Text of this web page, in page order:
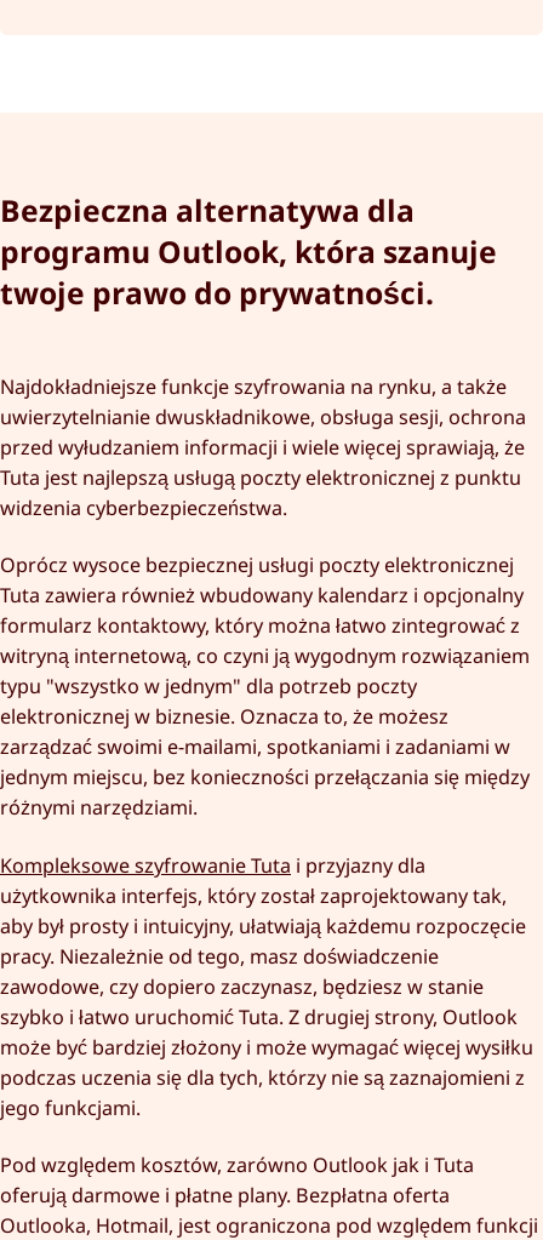
Bezpieczna alternatywa dla
programu Outlook, która szanuje
twoje prawo do prywatności.
Najdokładniejsze funkcje szyfrowania na rynku, a także
uwierzytelnianie dwuskładnikowe, obsługa sesji, ochrona
przed wyłudzaniem informacji i wiele więcej sprawiają, że
Tuta jest najlepszą usługą poczty elektronicznej z punktu
widzenia cyberbezpieczeństwa.
Oprócz wysoce bezpiecznej usługi poczty elektronicznej
Tuta zawiera również wbudowany kalendarz i opcjonalny
formularz kontaktowy, który można łatwo zintegrować z
witryną internetową, co czyni ją wygodnym rozwiązaniem
typu "wszystko w jednym" dla potrzeb poczty
elektronicznej w biznesie. Oznacza to, że możesz
zarządzać swoimi e-mailami, spotkaniami i zadaniami w
jednym miejscu, bez konieczności przełączania się między
różnymi narzędziami.
Kompleksowe szyfrowanie Tuta i przyjazny dla
użytkownika interfejs, który został zaprojektowany tak,
aby był prosty i intuicyjny, ułatwiają każdemu rozpoczęcie
pracy. Niezależnie od tego, masz doświadczenie
zawodowe, czy dopiero zaczynasz, będziesz w stanie
szybko i łatwo uruchomić Tuta. Z drugiej strony, Outlook
może być bardziej złożony i może wymagać więcej wysiłku
podczas uczenia się dla tych, którzy nie są zaznajomieni z
jego funkcjami.
Pod względem kosztów, zarówno Outlook jak i Tuta
oferują darmowe i płatne plany. Bezpłatna oferta
Outlooka, Hotmail, jest ograniczona pod względem funkcji